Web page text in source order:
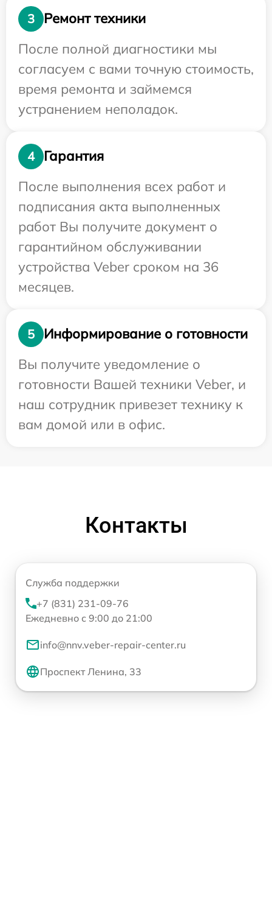
3
Ремонт техники
После полной диагностики мы
согласуем с вами точную стоимость,
время ремонта и займемся
устранением неполадок.
4
Гарантия
После выполнения всех работ и
подписания акта выполненных
работ Вы получите документ о
гарантийном обслуживании
устройства Veber сроком на 36
месяцев.
5
Информирование о готовности
Вы получите уведомление о
готовности Вашей техники Veber, и
наш сотрудник привезет технику к
вам домой или в офис.
Контакты
Служба поддержки
+7 (831) 231-09-76
Ежедневно с 9:00 до 21:00
info@nnv.veber-repair-center.ru
Проспект Ленина, 33